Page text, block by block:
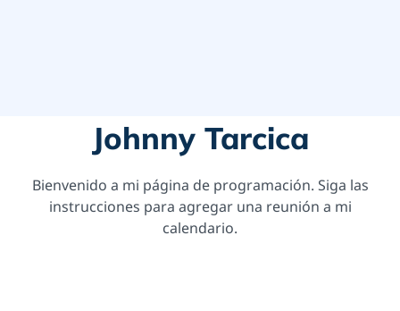
Johnny Tarcica
Bienvenido a mi página de programación. Siga las
instrucciones para agregar una reunión a mi
calendario.